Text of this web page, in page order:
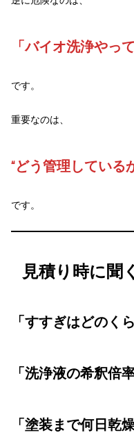
「バイオ洗浄やっ
です。
重要なのは、
“どう管理している
です。
見積り時に聞
「すすぎはどのく
「洗浄液の希釈倍
「塗装まで何日乾